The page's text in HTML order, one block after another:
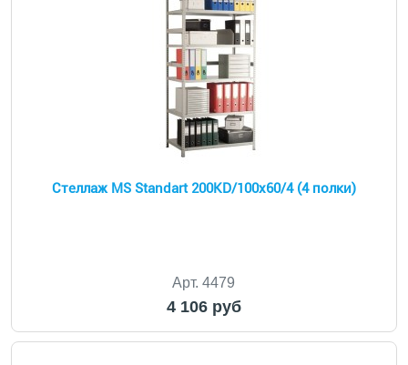
Стеллаж MS Standart 200KD/100х60/4 (4 полки)
Арт. 4479
4 106 руб